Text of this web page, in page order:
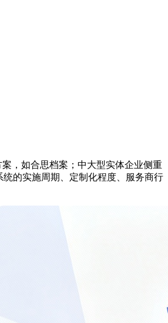
，如合思档案；中大型实体企业侧重
的实施周期、定制化程度、服务商行